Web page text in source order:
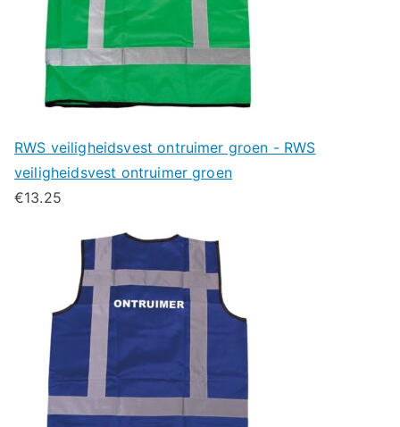
RWS veiligheidsvest ontruimer groen - RWS
veiligheidsvest ontruimer groen
€13.25